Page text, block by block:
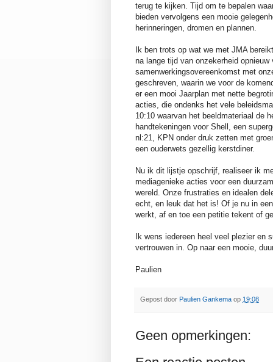
terug te kijken. Tijd om te bepalen
bieden vervolgens een mooie
herinneringen, dromen en plannen.
Ik ben trots op wat we met JMA
na lange tijd van onzekerheid
samenwerkingsovereenkomst met
geschreven, waarin we voor de
er een mooi Jaarplan met nette
acties, die ondenks het vele
10:10 waarvan het beeldmateriaal de
handtekeningen voor Shell, een
nl:21, KPN onder druk zetten met
een ouderwets gezellig kerstdiner.
Nu ik dit lijstje opschrijf, realiseer ik
mediagenieke acties voor een
wereld. Onze frustraties en idealen
echt, en leuk dat het is! Of je nu in
werkt, af en toe een petitie tekent of
Ik wens iedereen heel veel plezier en
vertrouwen in. Op naar een mooie,
Paulien
Gepost door Paulien Gankema op 19:08
Geen opmerkingen: